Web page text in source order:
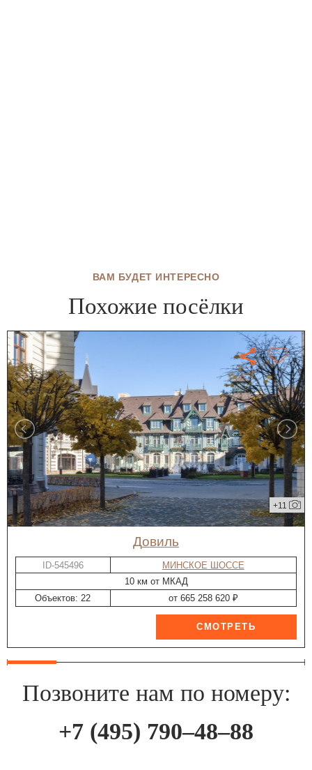
ВАМ БУДЕТ ИНТЕРЕСНО
Похожие посёлки
+11
Довиль
ID-545496
МИНСКОЕ ШОССЕ
10 км от МКАД
Объектов: 22
от 665 258 620 ₽
Позвоните нам по номеру:
+7 (495) 790–48–88